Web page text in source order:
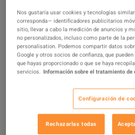
Generation Zero -
DLC PC Steam
Vendido por
99.08% de 3425144
6 MÁS OFERTAS DISPONIBLES A
Nos gustaría usar cookies y tecnologías
corresponda— identificadores publicitarios
sitio, llevar a cabo la medición de anuncios y
no personalizados, incluso como parte de la
personalisation. Podemos compartir datos
Google y otros socios de confianza, que
que hayas proporcionado o que se haya
servicios. Información sobre el tratamiento de
Configuración de
Rechazarlas todas